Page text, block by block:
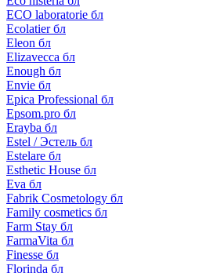
ECO laboratorie бл
Ecolatier бл
Eleon бл
Elizavecca бл
Enough бл
Envie бл
Epica Professional бл
Epsom.pro бл
Erayba бл
Estel / Эстель бл
Estelare бл
Esthetic House бл
Eva бл
Fabrik Cosmetology бл
Family cosmetics бл
Farm Stay бл
FarmaVita бл
Finesse бл
Florinda бл